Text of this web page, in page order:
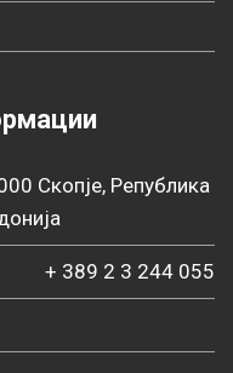
Скопје, Република
+ 389 2 3 244 055